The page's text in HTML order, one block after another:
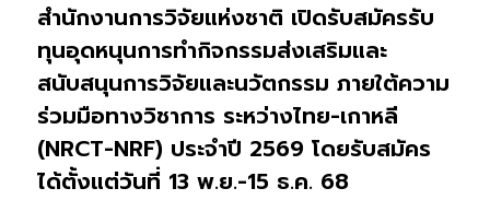
สำนักงานการวิจัยแห่งชาติ เปิดรับสมัครรับ
ทุนอุดหนุนการทำกิจกรรมส่งเสริมและ
สนับสนุนการวิจัยและนวัตกรรม ภายใต้ความ
ร่วมมือทางวิชาการ ระหว่างไทย-เกาหลี
(NRCT-NRF) ประจำปี 2569 โดยรับสมัคร
ได้ตั้งแต่วันที่ 13 พ.ย.-15 ธ.ค. 68